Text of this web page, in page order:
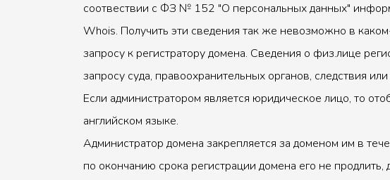
соотвествии с ФЗ № 152 "О персональных данных"
Whois. Получить эти сведения так же невозможно в
запросу к регистратору домена. Сведения о физ.лице
запросу суда, правоохранительных органов, следствия
Если администратором является юридическое лицо, то
английском языке.
Администратор домена закрепляется за доменом им в
по окончанию срока регистрации домена его не